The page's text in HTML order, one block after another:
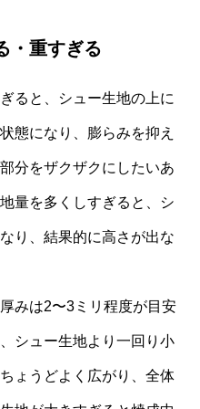
・重すぎる
ると、シュー生地の上に
態になり、膨らみを抑え
分をザクザクにしたいあ
量を多くしすぎると、シ
り、結果的に高さが出な
みは2〜3ミリ程度が目安
シュー生地より一回り小
ょうどよく広がり、全体